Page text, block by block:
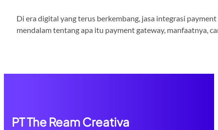
Di era digital yang terus berkembang, jasa integrasi
mendalam tentang apa itu payment gateway, manfaatnya,
PT The Ream Creativa